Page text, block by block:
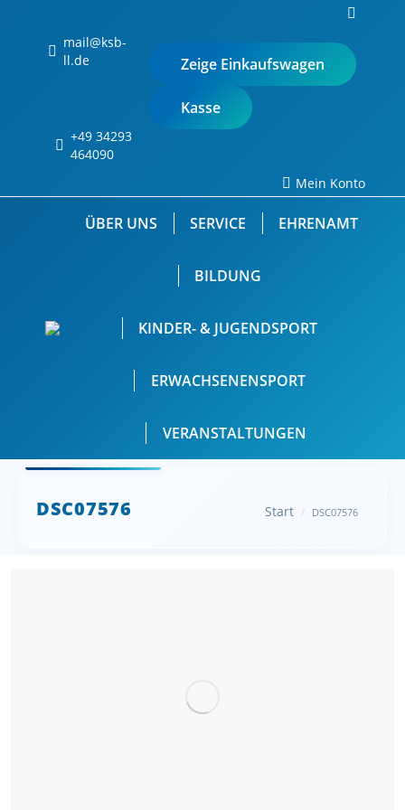
mail@ksb-
ll.de
+49 34293
464090
Search:
Zeige Einkaufswagen
Kasse
Mein Konto
ÜBER UNS SERVICE EHRENAMT
BILDUNG
KINDER- & JUGENDSPORT
ERWACHSENENSPORT
VERANSTALTUNGEN
DSC07576
Sie befinden sich
Start DSC07576